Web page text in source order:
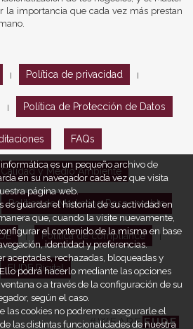
la importancia que cada vez más prestan
Política de privacidad
Política de Protección de Datos
FAQs
y Medio Ambiente
Política de Marketing Responsable
Política de compliance
EUDE Digital
#WEARE EUDE
es un pequeño archivo de
en su navegador cada vez que visita
página web.
es guardar el historial de su actividad en
que, cuando la visite nuevamente,
el contenido de la misma en base
identidad y preferencias.
aceptadas, rechazadas, bloqueadas y
podrá hacerlo mediante las opciones
o a través de la configuración de su
según el caso.
las cookies no podremos asegurarle el
las distintas funcionalidades de nuestra